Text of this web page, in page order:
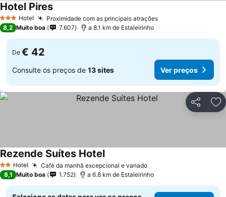
3 EstrelasHotel Proximidade com as principais atrações
Hotel Pires
8,2 Muito boa 7.607 a 8.1 km de Estaleirinho
De € 42
Consulte os preços de 13 sites Ver preços
Partilhar
2 Estrelas
Hotel Café da manhã excepcional e variado
Rezende Suítes Hotel
8,1 Muito boa 1.752 a 6.8 km de Estaleirinho